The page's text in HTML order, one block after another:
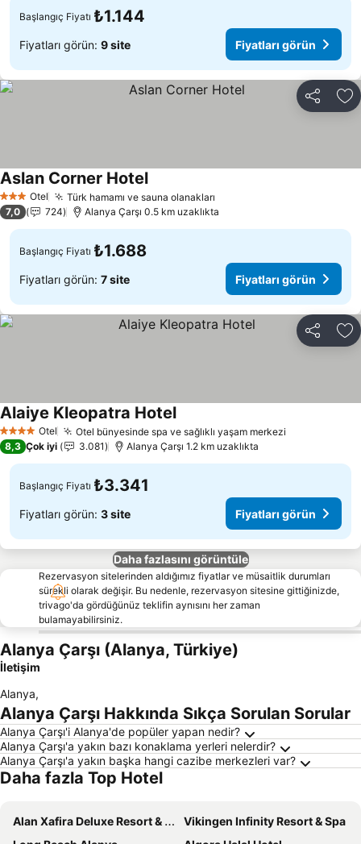
Başlangıç Fiyatı ₺1.144
Fiyatları görün: 9 site Fiyatları görün
Paylaş
3 YıldızOtel Türk hamamı ve sauna olanakları
Aslan Corner HotelFiyatları görün
7,0 724 Alanya Çarşı 0.5 km uzaklıkta
Başlangıç Fiyatı ₺1.688
Fiyatları görün: 7 site Fiyatları görün
Paylaş
4 Yıldız Otel Otel bünyesinde spa ve sağlıklı yaşam merkezi
Alaiye Kleopatra HotelFiyatları görün
8,3 Çok iyi 3.081 Alanya Çarşı 1.2 km uzaklıkta
Başlangıç Fiyatı ₺3.341
Fiyatları görün: 3 site Fiyatları görün
Daha fazlasını görüntüle
Rezervasyon sitelerinden aldığımız fiyatlar ve müsaitlik durumları
sürekli olarak değişir. Bu nedenle, rezervasyon sitesine gittiğinizde,
trivago'da gördüğünüz teklifin aynısını her zaman
bulamayabilirsiniz.
Alanya Çarşı (Alanya, Türkiye)
İletişim
Alanya,
Alanya Çarşı Hakkında Sıkça Sorulan Sorular
Alanya Çarşı'i Alanya'de popüler yapan nedir?
Alanya Çarşı'a yakın bazı konaklama yerleri nelerdir?
Alanya Çarşı'a yakın başka hangi cazibe merkezleri var?
Daha fazla Top Hotel
Alan Xafira Deluxe Resort & Spa-ULTRA ALL INCLUSIVE
Vikingen Infinity Resort & Spa